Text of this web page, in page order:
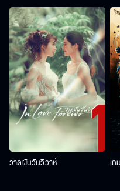
วาดฝันวันวิวาห์ เก